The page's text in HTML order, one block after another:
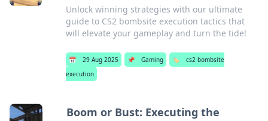
Unlock winning strategies with our ultimate
guide to CS2 bombsite execution tactics that
will elevate your gameplay and turn the tide!
📅 29 Aug 2025 📌 Gaming 🏷️
cs2 bombsite
execution
Boom or Bust: Executing the